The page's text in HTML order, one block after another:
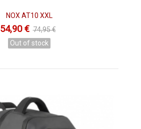
NOX AT10 XXL
54,90 € 74,95 €
Out of stock